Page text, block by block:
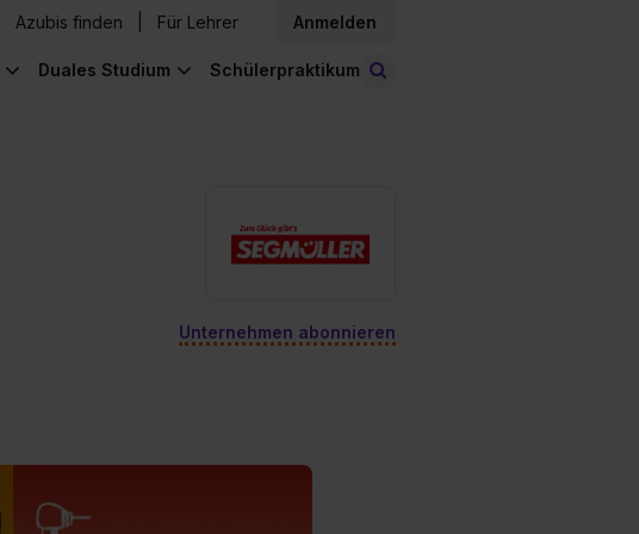
Azubis finden Für Lehrer Anmelden
Duales Studium Schülerpraktikum
Unternehmen abonnieren